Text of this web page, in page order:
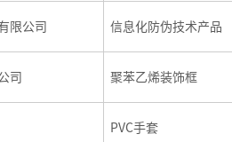
限公司 信息化防伪技术产品
司 聚苯乙烯装饰框
PVC手套